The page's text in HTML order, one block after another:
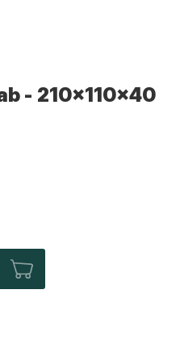
- 210x110x40